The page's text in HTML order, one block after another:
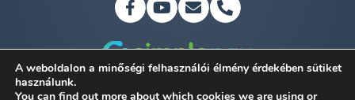
A weboldalon a minőségi felhasználói élmény érdekében sütiket
használunk.
You can find out more about which cookies we are using or